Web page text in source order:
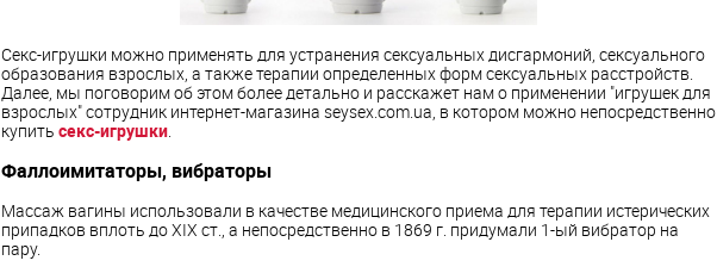
Секс-игрушки можно применять для устранения сексуальных дисгармоний, сексуального
образования взрослых, а также терапии определенных форм сексуальных расстройств.
Далее, мы поговорим об этом более детально и расскажет нам о применении "игрушек для
взрослых" сотрудник интернет-магазина seysex.com.ua, в котором можно непосредственно
купить секс-игрушки
Фаллоимитаторы, вибраторы
Массаж вагины использовали в качестве медицинского приема для терапии истерических
припадков вплоть до XIX ст., а непосредственно в 1869 г. придумали 1-ый вибратор на
пару.